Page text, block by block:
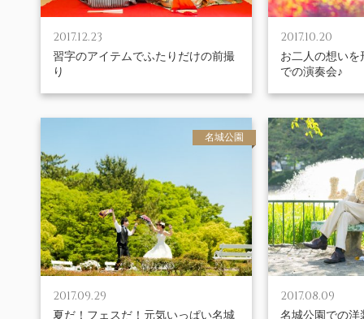
2017.12.23
習字のアイテムでふたりだけの前撮
り
2017.10.20
お二人の想い
での演奏会♪
2017.09.29
夏だ！フェスだ！元気いっぱい名城
名城公園
2017.08.09
名城公園での洋